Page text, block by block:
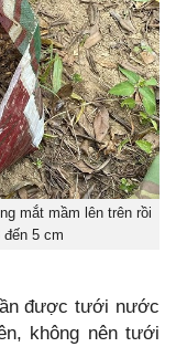
mắt mầm lên trên rồi
5 cm
được tưới nước
không nên tưới